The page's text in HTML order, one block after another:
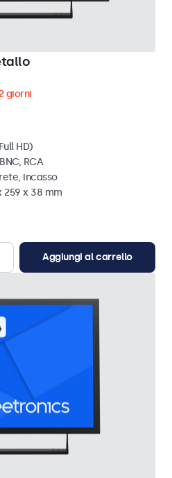
giorni
HD)
RCA
incasso
259 x 38 mm
Aggiungi al carrello